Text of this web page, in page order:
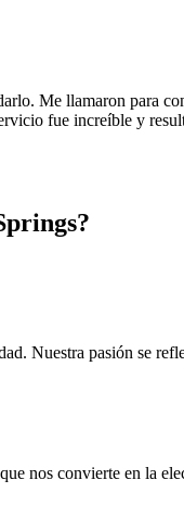
Me llamaron para
fue increíble y
Nuestra pasión se
nos convierte en la